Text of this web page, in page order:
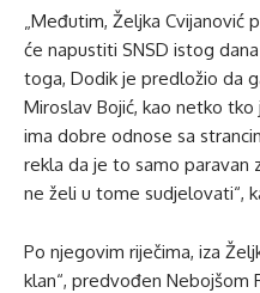
„Međutim, Željka Cvijanović
će napustiti SNSD istog
toga, Dodik je predložio da
Miroslav Bojić, kao netko
ima dobre odnose sa
rekla da je to samo paravan
ne želi u tome sudjelovati“,
Po njegovim riječima, iza
klan“, predvođen Nebojšom